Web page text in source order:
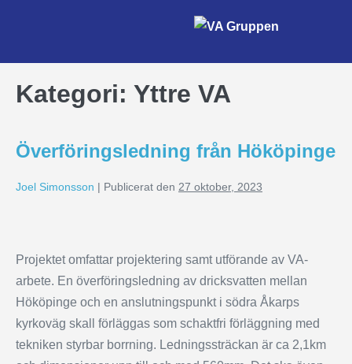
Kategori: Yttre VA
Överföringsledning från Hököpinge
Joel Simonsson | Publicerat den 27 oktober, 2023
Projektet omfattar projektering samt utförande av VA-
arbete. En överföringsledning av dricksvatten mellan
Hököpinge och en anslutningspunkt i södra Åkarps
kyrkoväg skall förläggas som schaktfri förläggning med
tekniken styrbar borrning. Ledningssträckan är ca 2,1km